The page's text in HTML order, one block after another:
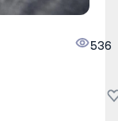
536